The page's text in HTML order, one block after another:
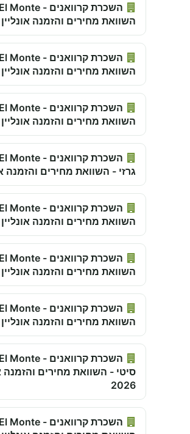
השוואת מחירים והזמנה אונליין 2026
השוואת מחירים והזמנה אונליין 2026
השוואת מחירים והזמנה אונליין 2026
גרזי - השוואת מחירים והזמנה
השוואת מחירים והזמנה אונליין 2026
השוואת מחירים והזמנה אונליין 2026
השוואת מחירים והזמנה אונליין 2026
סיטי - השוואת מחירים והזמנה
2026